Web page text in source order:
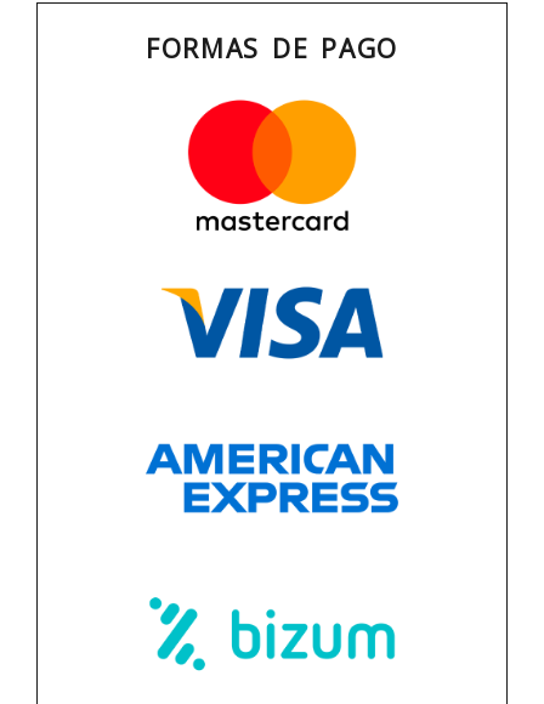
FORMAS DE PAGO